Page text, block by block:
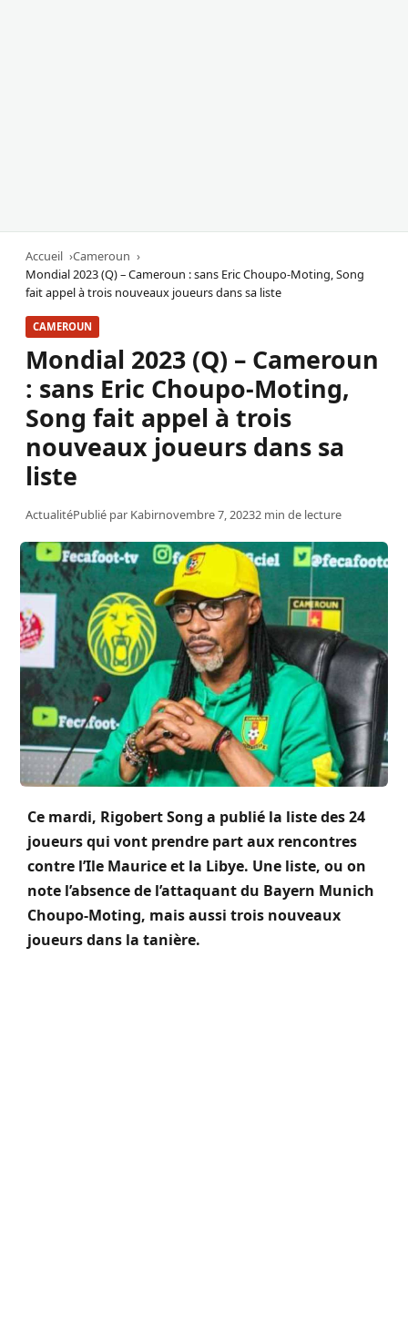
Accueil
Cameroun
Mondial 2023 (Q) – Cameroun : sans Eric Choupo-Moting, Song
fait appel à trois nouveaux joueurs dans sa liste
CAMEROUN
Mondial 2023 (Q) – Cameroun
: sans Eric Choupo-Moting,
Song fait appel à trois
nouveaux joueurs dans sa
liste
ActualitéPublié par Kabirnovembre 7, 20232 min de lecture
Ce mardi, Rigobert Song a publié la liste des 24
joueurs qui vont prendre part aux rencontres
contre l’Ile Maurice et la Libye. Une liste, ou on
note l’absence de l’attaquant du Bayern Munich
Choupo-Moting, mais aussi trois nouveaux
joueurs dans la tanière.